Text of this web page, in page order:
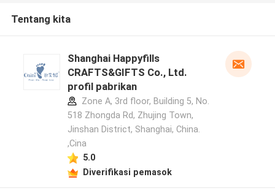
Tentang kita
Shanghai Happyfills
CRAFTS&GIFTS Co., Ltd.
profil pabrikan
Zone A, 3rd floor, Building 5, No.
518 Zhongda Rd, Zhujing Town,
Jinshan District, Shanghai, China.
,Cina
5.0
Diverifikasi pemasok